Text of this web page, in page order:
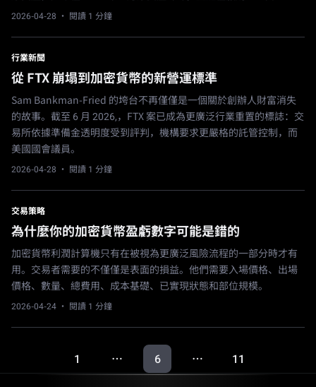
2026-04-28 · 閱讀 1 分鐘
行業新聞
從 FTX 崩塌到加密貨幣的新營運標準
Sam Bankman-Fried 的垮台不再僅僅是一個關於創辦人財富消失
的故事。截至 6 月 2026,，FTX 案已成為更廣泛行業重置的標誌：交
易所依據準備金透明度受到評判，機構要求更嚴格的託管控制，而
美國國會議員。
2026-04-28 · 閱讀 1 分鐘
交易策略
為什麼你的加密貨幣盈虧數字可能是錯的
加密貨幣利潤計算機只有在被視為更廣泛風險流程的一部分時才有
用。交易者需要的不僅僅是表面的損益。他們需要入場價格、出場
價格、數量、總費用、成本基礎、已實現狀態和部位規模。
2026-04-24 · 閱讀 1 分鐘
1 … 6 … 11